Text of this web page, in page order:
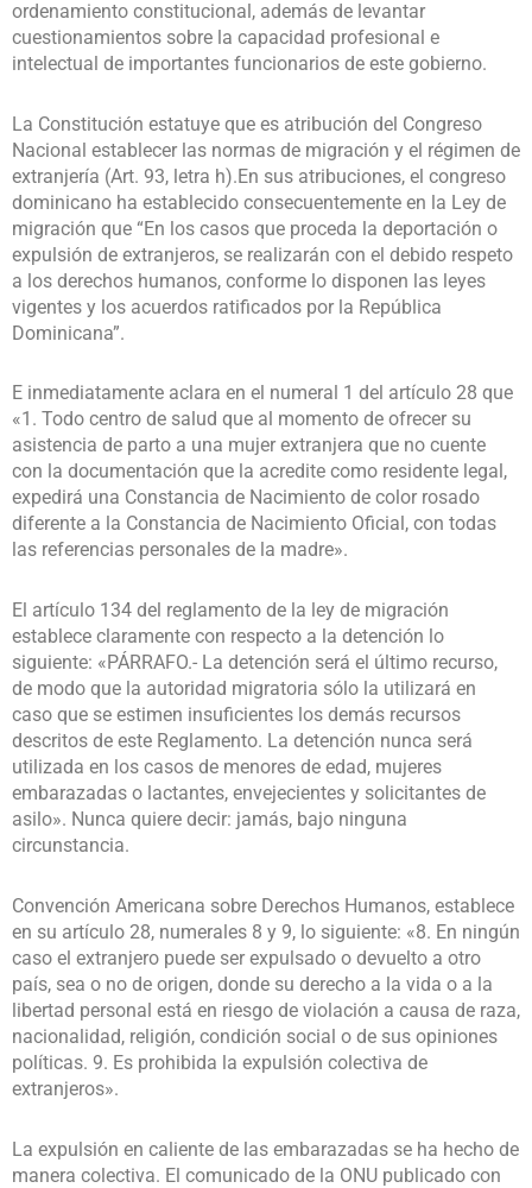
ordenamiento constitucional, además de levantar
cuestionamientos sobre la capacidad profesional e
intelectual de importantes funcionarios de este gobierno.
La Constitución estatuye que es atribución del Congreso
Nacional establecer las normas de migración y el régimen de
extranjería (Art. 93, letra h).En sus atribuciones, el congreso
dominicano ha establecido consecuentemente en la Ley de
migración que “En los casos que proceda la deportación o
expulsión de extranjeros, se realizarán con el debido respeto
a los derechos humanos, conforme lo disponen las leyes
vigentes y los acuerdos ratificados por la República
Dominicana”.
E inmediatamente aclara en el numeral 1 del artículo 28 que
«1. Todo centro de salud que al momento de ofrecer su
asistencia de parto a una mujer extranjera que no cuente
con la documentación que la acredite como residente legal,
expedirá una Constancia de Nacimiento de color rosado
diferente a la Constancia de Nacimiento Oficial, con todas
las referencias personales de la madre».
El artículo 134 del reglamento de la ley de migración
establece claramente con respecto a la detención lo
siguiente: «PÁRRAFO.- La detención será el último recurso,
de modo que la autoridad migratoria sólo la utilizará en
caso que se estimen insuficientes los demás recursos
descritos de este Reglamento. La detención nunca será
utilizada en los casos de menores de edad, mujeres
embarazadas o lactantes, envejecientes y solicitantes de
asilo». Nunca quiere decir: jamás, bajo ninguna
circunstancia.
Convención Americana sobre Derechos Humanos, establece
en su artículo 28, numerales 8 y 9, lo siguiente: «8. En ningún
caso el extranjero puede ser expulsado o devuelto a otro
país, sea o no de origen, donde su derecho a la vida o a la
libertad personal está en riesgo de violación a causa de raza,
nacionalidad, religión, condición social o de sus opiniones
políticas. 9. Es prohibida la expulsión colectiva de
extranjeros».
La expulsión en caliente de las embarazadas se ha hecho de
manera colectiva. El comunicado de la ONU publicado con